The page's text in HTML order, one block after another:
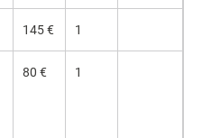
145 € 1
80 € 1